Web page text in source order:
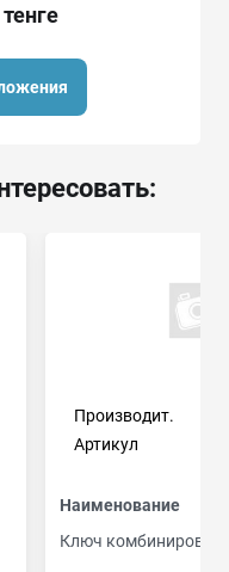
Производит.
Артикул
Наименование
Ключ